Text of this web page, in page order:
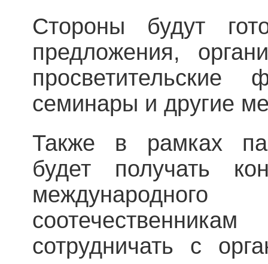
Стороны будут
предложения,
просветительские
семинары и другие
Также в рамках
будет получать
сотрудничать с